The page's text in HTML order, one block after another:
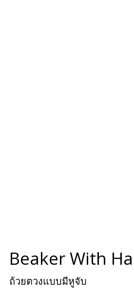
Beaker With
ถ้วยตวงแบบมีหูจับ